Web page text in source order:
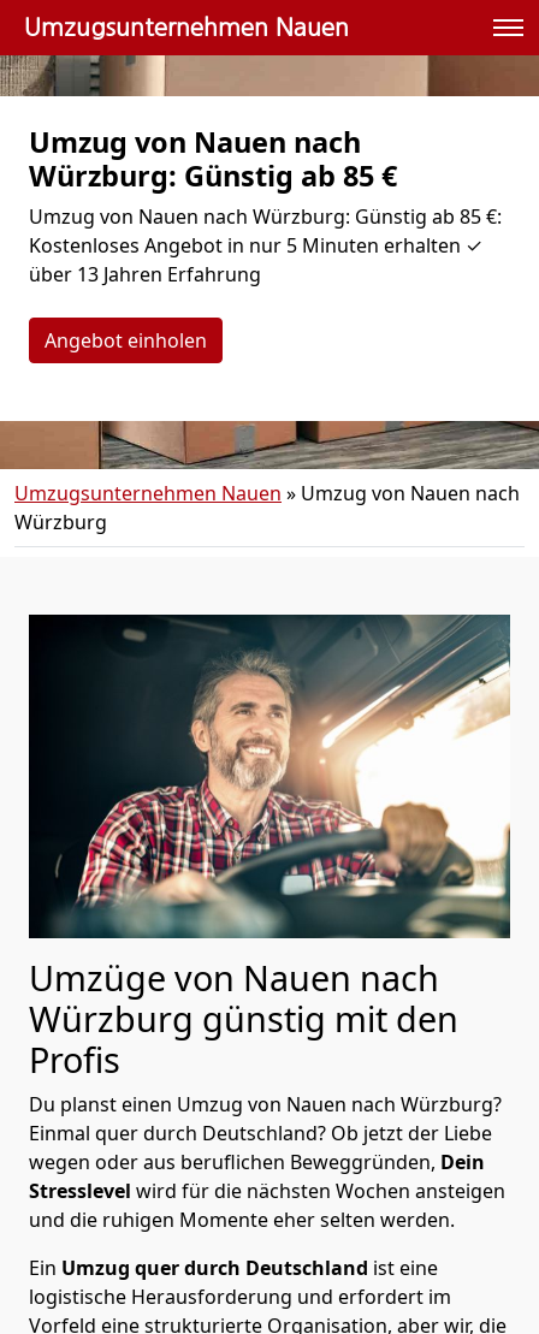
Umzugsunternehmen Nauen
Umzug von Nauen nach
Würzburg: Günstig ab 85 €
Umzug von Nauen nach Würzburg: Günstig ab 85 €:
Kostenloses Angebot in nur 5 Minuten erhalten ✓
über 13 Jahren Erfahrung
Angebot einholen
Umzugsunternehmen Nauen » Umzug von Nauen nach
Würzburg
Umzüge von Nauen nach
Würzburg günstig mit den
Profis
Du planst einen Umzug von Nauen nach Würzburg?
Einmal quer durch Deutschland? Ob jetzt der Liebe
wegen oder aus beruflichen Beweggründen, Dein
Stresslevel wird für die nächsten Wochen ansteigen
und die ruhigen Momente eher selten werden.
Ein Umzug quer durch Deutschland ist eine
logistische Herausforderung und erfordert im
Vorfeld eine strukturierte Organisation, aber wir, die